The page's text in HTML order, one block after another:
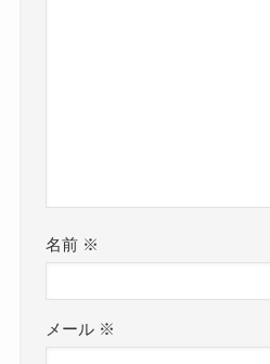
名前 ※
メール ※